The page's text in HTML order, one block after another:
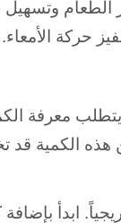
وتسهيل
حركة الأمعاء.
يتطلب معرفة
لكن هذه
ابدأ